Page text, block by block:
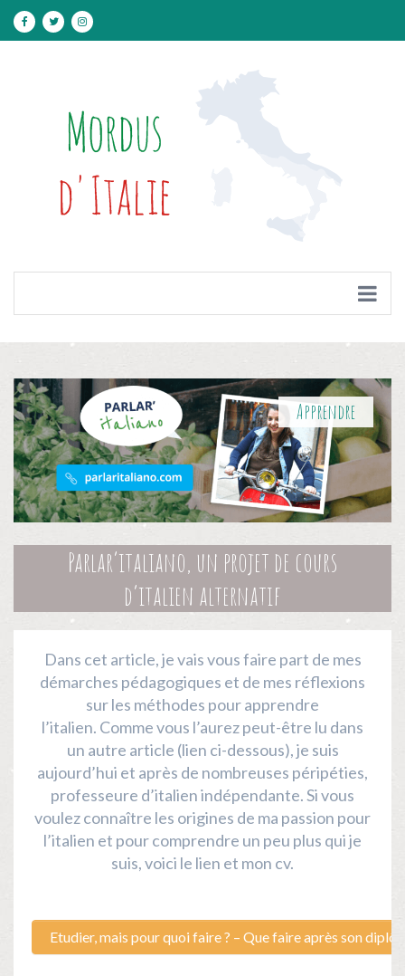
Apprendre
Parlar’italiano, un projet de cours
d’italien alternatif
Dans cet article, je vais vous faire part de mes
démarches pédagogiques et de mes réflexions
sur les méthodes pour apprendre
l’italien. Comme vous l’aurez peut-être lu dans
un autre article (lien ci-dessous), je suis
aujourd’hui et après de nombreuses péripéties,
professeure d’italien indépendante. Si vous
voulez connaître les origines de ma passion pour
l’italien et pour comprendre un peu plus qui je
suis,voici le lien et mon cv.
Etudier, mais pour quoi faire ? – Que faire après son